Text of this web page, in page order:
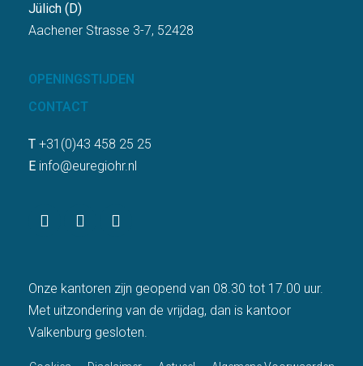
Jülich (D)
Aachener Strasse 3-7, 52428
OPENINGSTIJDEN
CONTACT
T +31(0)43 458 25 25
E info@euregiohr.nl
Onze kantoren zijn geopend van 08.30 tot 17.00 uur.
Met uitzondering van de vrijdag, dan is kantoor
Valkenburg gesloten.